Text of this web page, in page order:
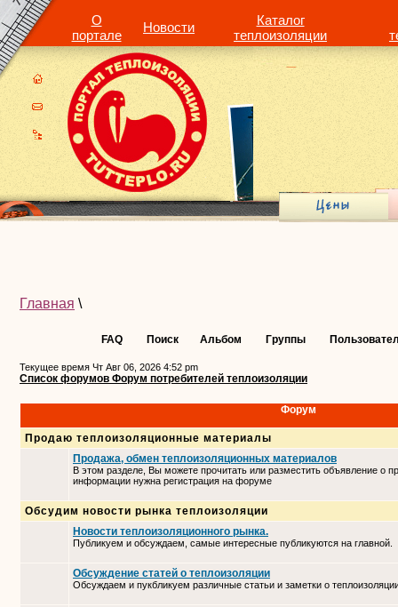
О
портале
Новости
Каталог
теплоизоляции
Главная \
FAQ Поиск Альбом Группы
Текущее время Чт Авг 06, 2026 4:52 pm
Список форумов Форум потребителей теплоизоляции
Форум
Продаю теплоизоляционные материалы
Продажа, обмен теплоизоляционных материалов
В этом разделе, Вы можете прочитать или разместить объявление о
информации нужна регистрация на форуме
Обсудим новости рынка теплоизоляции
Новости теплоизоляционного рынка.
Публикуем и обсуждаем, самые интересные публикуются на главной.
Обсуждение статей о теплоизоляции
Обсуждаем и пукбликуем различные статьи и заметки о